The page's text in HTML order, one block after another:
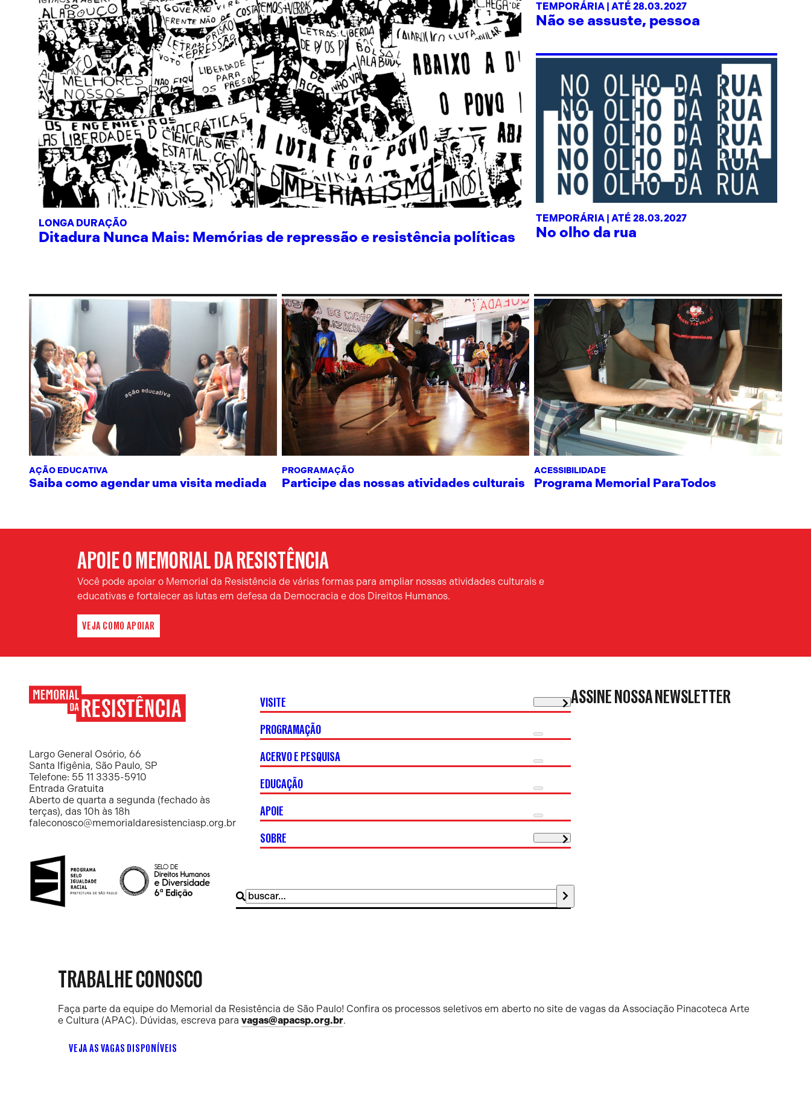
LONGA DURAÇÃO
Ditadura Nunca Mais: Memórias de repressão e resistência políticas
TEMPORÁRIA | ATÉ 28.03.2027
Não se assuste, pessoa
TEMPORÁRIA | ATÉ 28.03.2027
No olho da rua
AÇÃO EDUCATIVA
Saiba como agendar uma visita mediada
PROGRAMAÇÃO
Participe das nossas atividades culturais
ACESSIBILIDADE
Programa Memorial ParaTodos
APOIE O MEMORIAL DA RESISTÊNCIA
Você pode apoiar o Memorial da Resistência de várias formas para ampliar nossas atividades culturais e
educativas e fortalecer as lutas em defesa da Democracia e dos Direitos Humanos.
VEJA COMO APOIAR
Resistência
Largo General Osório, 66
Santa Ifigênia, São Paulo, SP
Telefone: 55 11 3335-5910
Entrada Gratuita
Aberto de quarta a segunda (fechado às
terças), das 10h às 18h
faleconosco@memorialdaresistenciasp.org.br
Buscar
por:
VISITE
PROGRAMAÇÃO
ACERVO E PESQUISA
EDUCAÇÃO
APOIE
SOBRE
ASSINE NOSSA NEWSLETTER
TRABALHE CONOSCO
Faça parte da equipe do Memorial da Resistência de São Paulo! Confira os processos seletivos em aberto no site de vagas da Associação Pinacoteca Arte
e Cultura (APAC). Dúvidas, escreva para vagas@apacsp.org.br.
VEJA AS VAGAS DISPONÍVEIS